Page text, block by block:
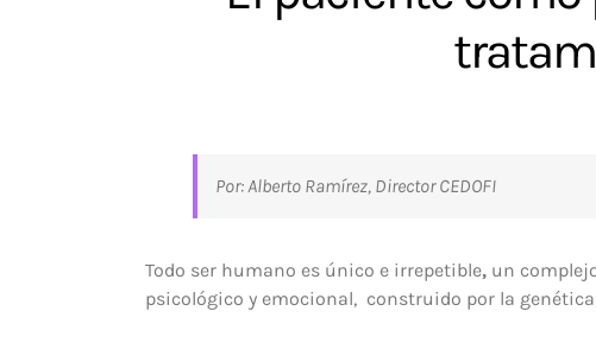
Por: Alberto Ramírez, Director CEDOFI
Todo ser humano es único e irrepetible, un
psicológico y emocional, construido por la